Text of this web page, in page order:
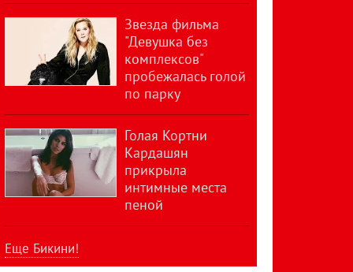
Звезда фильма
"Девушка без
комплексов"
пробежалась голой
по парку
Голая Кортни
Кардашян
прикрыла
интимные места
пеной
Еще Бикини!